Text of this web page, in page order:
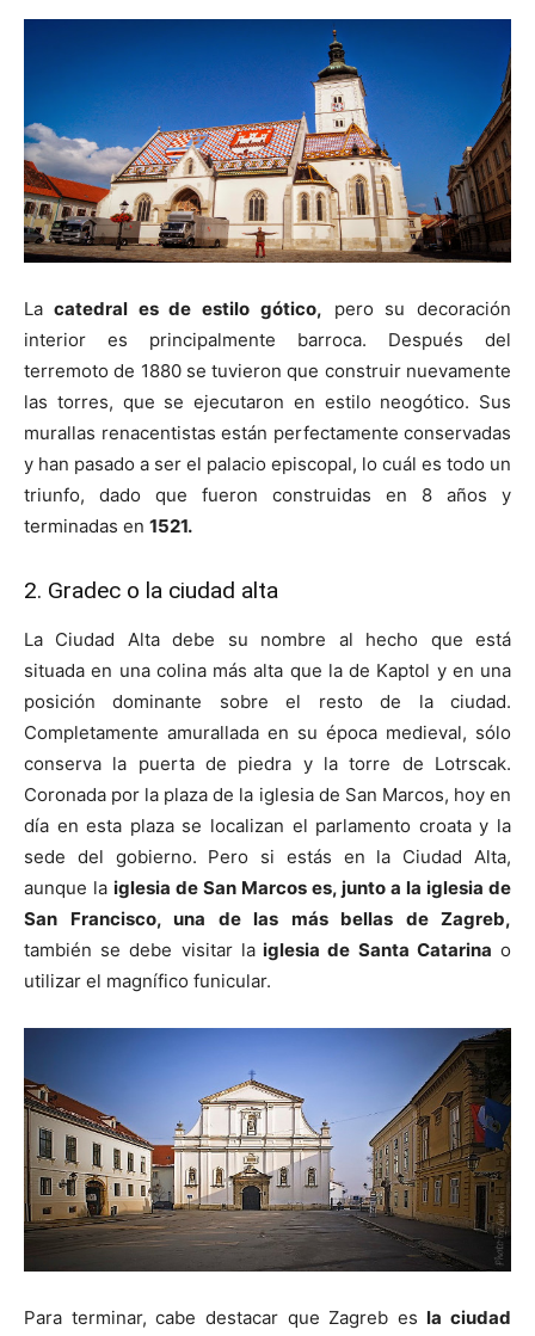
La catedral es de estilo gótico, pero su decoración
interior es principalmente barroca. Después del
terremoto de 1880 se tuvieron que construir nuevamente
las torres, que se ejecutaron en estilo neogótico. Sus
murallas renacentistas están perfectamente conservadas
y han pasado a ser el palacio episcopal, lo cuál es todo un
triunfo, dado que fueron construidas en 8 años y
terminadas en 1521.
2. Gradec o la ciudad alta
La Ciudad Alta debe su nombre al hecho que está
situada en una colina más alta que la de Kaptol y en una
posición dominante sobre el resto de la ciudad.
Completamente amurallada en su época medieval, sólo
conserva la puerta de piedra y la torre de Lotrscak.
Coronada por la plaza de la iglesia de San Marcos, hoy en
día en esta plaza se localizan el parlamento croata y la
sede del gobierno. Pero si estás en la Ciudad Alta,
aunque la iglesia de San Marcos es, junto a la iglesia de
San Francisco, una de las más bellas de Zagreb,
también se debe visitar laiglesia de Santa Catarina o
utilizar el magnífico funicular.
Para terminar, cabe destacar que Zagreb esla ciudad